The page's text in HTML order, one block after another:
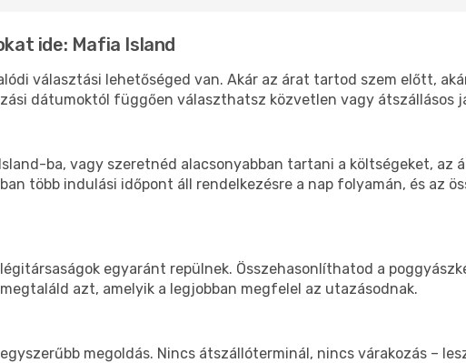
ide: Mafia Island
választási lehetőséged van. Akár az árat tartod szem előtt,
dátumoktól függően választhatsz közvetlen vagy átszállásos
ba, vagy szeretnéd alacsonyabban tartani a költségeket, az
több indulási időpont áll rendelkezésre a nap folyamán, és az
egyaránt repülnek. Összehasonlíthatod a
azt, amelyik a legjobban megfelel az utazásodnak.
megoldás. Nincs átszállóterminál, nincs várakozás –